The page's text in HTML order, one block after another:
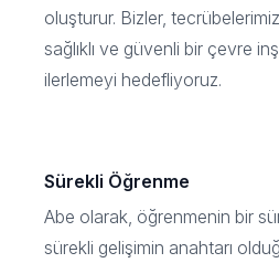
oluşturur. Bizler,
sağlıklı ve güvenli bir çevre
ilerlemeyi hedefliyoruz.
Sürekli Öğrenme
Abe olarak, öğrenmenin bir
sürekli gelişimin anahtarı